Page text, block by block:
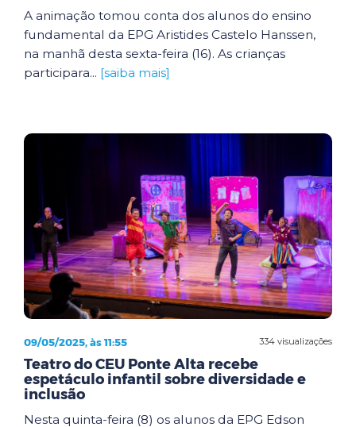
A animação tomou conta dos alunos do ensino
fundamental da EPG Aristides Castelo Hanssen,
na manhã desta sexta-feira (16). As crianças
participara... [saiba mais]
334 visualizações
09/05/2025, às 11:55
Teatro do CEU Ponte Alta recebe
espetáculo infantil sobre diversidade e
inclusão
Nesta quinta-feira (8) os alunos da EPG Edson